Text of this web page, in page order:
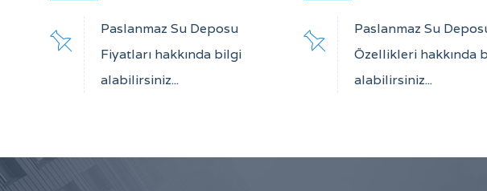
Paslanmaz Su Deposu
Fiyatları hakkında bilgi
alabilirsiniz...
Paslanmaz Su
Özellikleri hakkında
alabilirsiniz...